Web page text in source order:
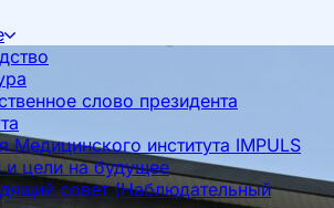
слово президента
Медицинского института IMPULS
цели на будущее
совет (Наблюдательный